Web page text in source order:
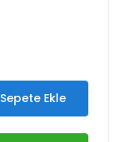
Sepete Ekle